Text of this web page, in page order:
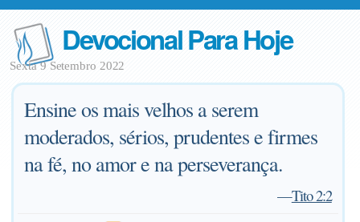
Devocional Para Hoje
Sexta 9 Setembro 2022
Ensine os mais velhos a serem
moderados, sérios, prudentes e firmes
na fé, no amor e na perseverança.
—Tito 2:2